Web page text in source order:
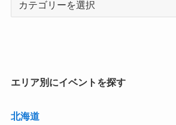
エリア別にイベントを探す
北海道